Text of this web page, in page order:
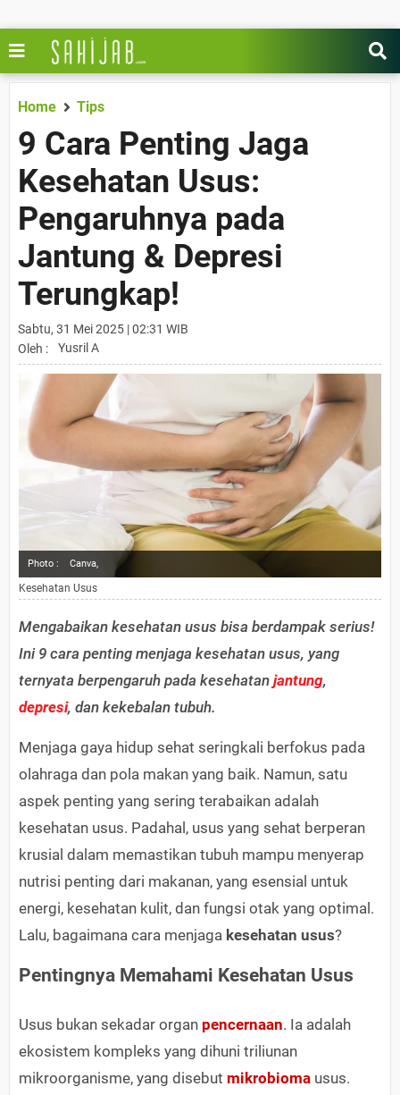
Home Tips
9 Cara Penting Jaga
Kesehatan Usus:
Pengaruhnya pada
Jantung & Depresi
Terungkap!
Sabtu, 31 Mei 2025 | 02:31 WIB
Oleh :
Yusril A
Photo : Canva,
Kesehatan Usus
Mengabaikan kesehatan usus bisa berdampak serius!
Ini 9 cara penting menjaga kesehatan usus, yang
ternyata berpengaruh pada kesehatan jantung,
depresi, dan kekebalan tubuh.
Menjaga gaya hidup sehat seringkali berfokus pada
olahraga dan pola makan yang baik. Namun, satu
aspek penting yang sering terabaikan adalah
kesehatan usus. Padahal, usus yang sehat berperan
krusial dalam memastikan tubuh mampu menyerap
nutrisi penting dari makanan, yang esensial untuk
energi, kesehatan kulit, dan fungsi otak yang optimal.
Lalu, bagaimana cara menjaga kesehatan usus?
Pentingnya Memahami Kesehatan Usus
Usus bukan sekadar organ pencernaan. Ia adalah
ekosistem kompleks yang dihuni triliunan
mikroorganisme, yang disebut mikrobioma usus.